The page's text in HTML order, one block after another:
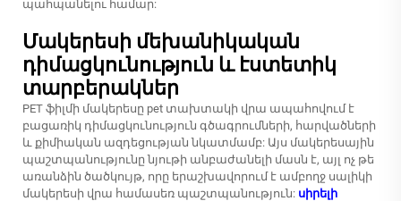
պահպանելու համար:
Մակերեսի մեխանիկական
դիմացկունություն և էստետիկ
տարբերակներ
PET ֆիլմի մակերեսը pet տախտակի վրա ապահովում է
բացառիկ դիմացկունություն գծագրումների, հարվածների
և քիմիական ազդեցության նկատմամբ: Այս մակերեսային
պաշտպանությունը նյութի անբաժանելի մասն է, այլ ոչ թե
առանձին ծածկույթ, որը երաշխավորում է ամբողջ սալիկի
մակերեսի վրա համասեռ պաշտպանություն: սիրելի